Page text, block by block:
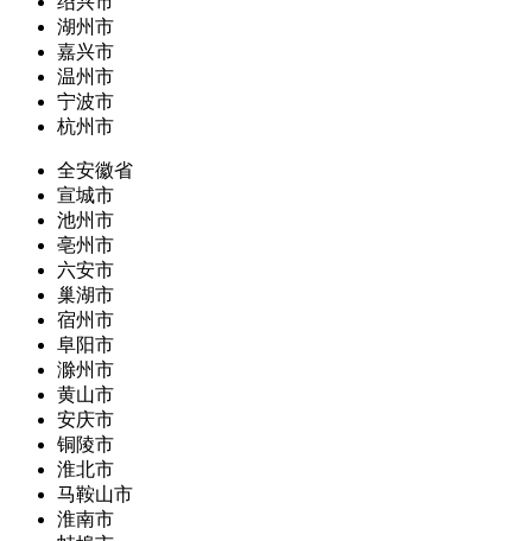
湖州市
嘉兴市
温州市
宁波市
杭州市
全安徽省
宣城市
池州市
亳州市
六安市
巢湖市
宿州市
阜阳市
滁州市
黄山市
安庆市
铜陵市
淮北市
马鞍山市
淮南市